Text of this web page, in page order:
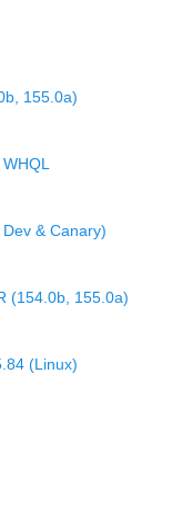
155.0a)
& Canary)
(154.0b, 155.0a)
(Linux)